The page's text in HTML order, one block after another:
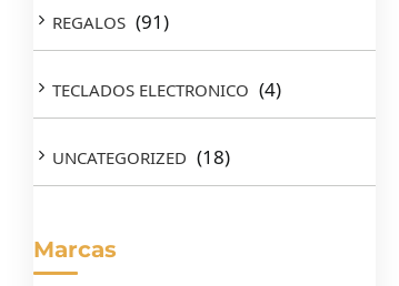
REGALOS (91)
TECLADOS ELECTRONICO (4)
UNCATEGORIZED (18)
Marcas